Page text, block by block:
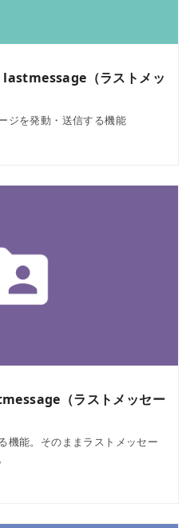
lastmessage（ラストメッ
ジを発動・送信する機能
（ラストメッセー
機能。そのままラストメッセー